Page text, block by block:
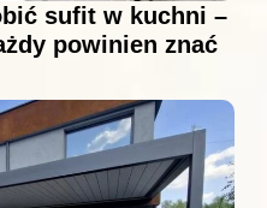
sufit w kuchni –
powinien znać